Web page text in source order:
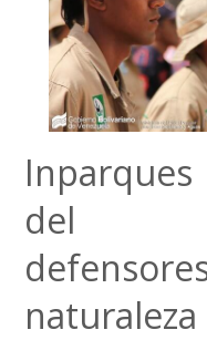
del
naturaleza